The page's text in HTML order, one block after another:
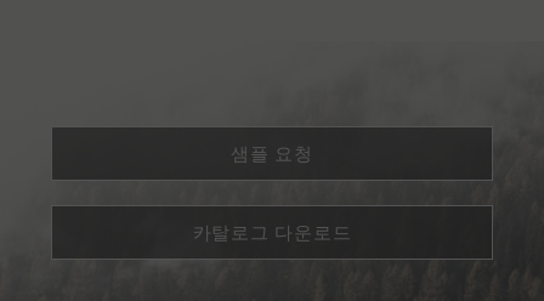
샘플 요청
카탈로그 다운로드